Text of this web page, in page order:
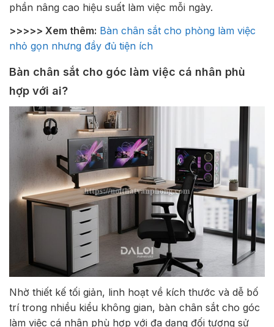
phần nâng cao hiệu suất làm việc mỗi ngày.
>>>>> Xem thêm: Bàn chân sắt cho phòng làm việc
nhỏ gọn nhưng đầy đủ tiện ích
Bàn chân sắt cho góc làm việc cá nhân phù
hợp với ai?
Nhờ thiết kế tối giản, linh hoạt về kích thước và dễ bố
trí trong nhiều kiểu không gian, bàn chân sắt cho góc
làm việc cá nhân phù hợp với đa dạng đối tượng sử